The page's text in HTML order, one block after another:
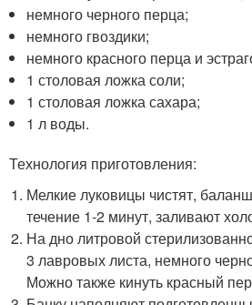
немного черного перца;
немного гвоздики;
немного красного перца и
1 столовая ложка соли;
1 столовая ложка сахара;
1 л воды.
Технология приготовления:
Мелкие луковицы чистят,
течение 1-2 минут, заливают
На дно литровой
3 лавровых листа, немного
Можно также кинуть красный